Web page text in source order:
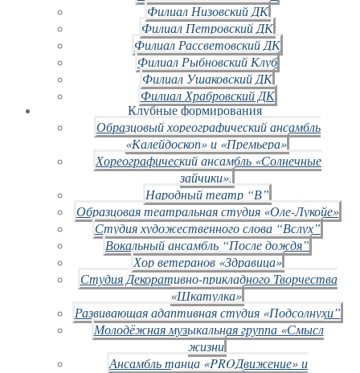
Филиал Низовский ДК
Филиал Петровский ДК
Филиал Рассветовский ДК
Филиал Рыбновский Клуб
Филиал Ушаковский ДК
Филиал Храбровский ДК
Клубные формирования
Образцовый хореографический ансамбль
«Калейдоскоп» и «Премьера»
Хореографический ансамбль «Солнечные
зайчики».
Народный театр “В”
Образцовая театральная студия «Оле-Лукойе»
Студия художественного слова “Вслух”
Вокальный ансамбль “После дождя”
Хор ветеранов «Здравица»
Студия Декоративно-прикладного Творчества
«Шкатулка»
Развивающая адаптивная студия «Подсолнухи”
Молодёжная музыкальная группа «Смысл
жизни
Ансамбль танца «PROДвижение» и